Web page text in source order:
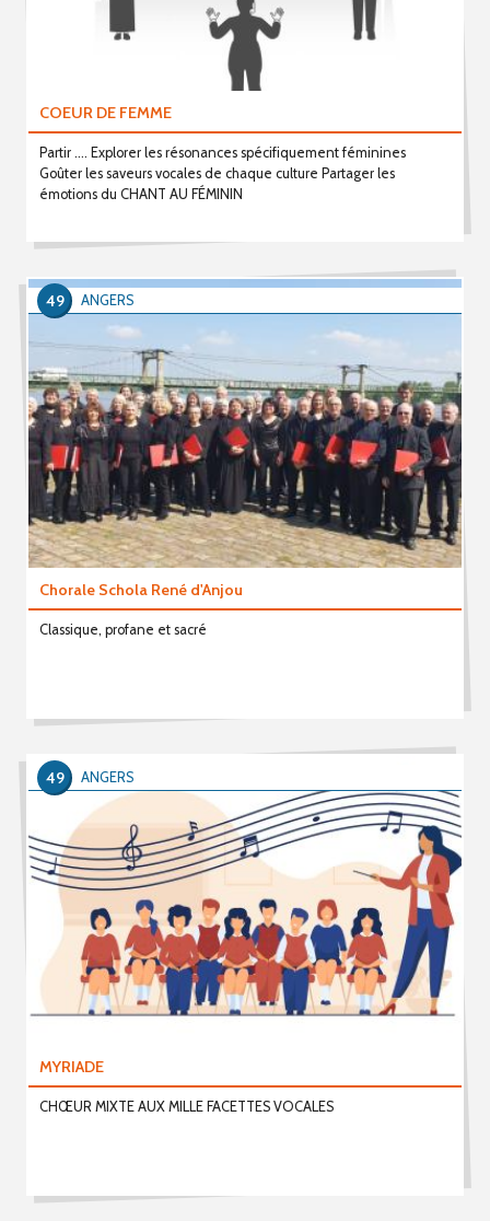
COEUR DE FEMME
Partir …. Explorer les résonances spécifiquement féminines
Goûter les saveurs vocales de chaque culture Partager les
émotions du CHANT AU FÉMININ
Chorale Schola René d'Anjou
Classique, profane et sacré
ANGERS
49
MYRIADE
CHŒUR MIXTE AUX MILLE FACETTES VOCALES
ANGERS
49